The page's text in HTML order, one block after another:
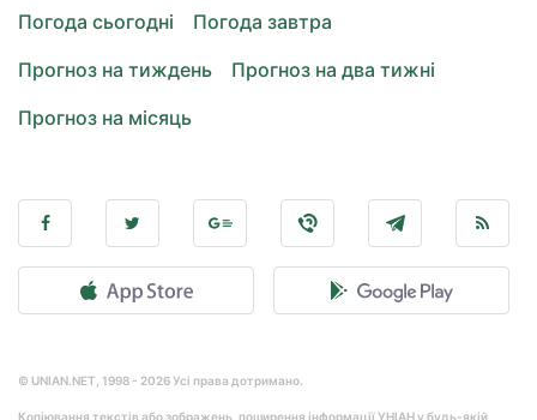
Погода сьогодні
Погода завтра
Прогноз на тиждень
Прогноз на два тижні
Прогноз на місяць
© UNIAN.NET, 1998 - 2026 Усі права дотримано.
Копіювання текстів або зображень, поширення інформації УНІАН у будь-якій